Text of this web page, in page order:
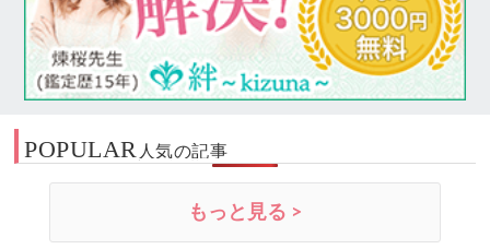
POPULAR人気の記事
もっと見る >